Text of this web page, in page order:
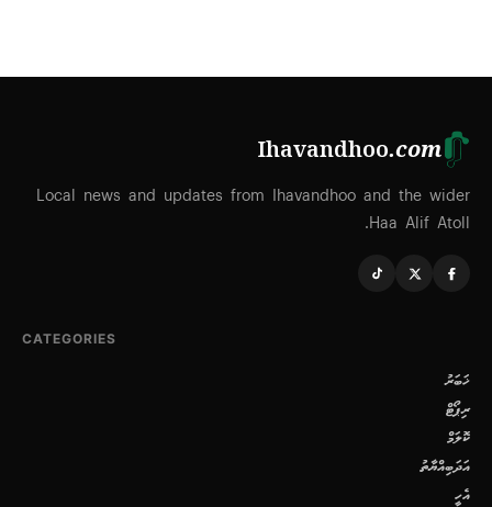
Ihavandhoo.com
Local news and updates from Ihavandhoo and the wider
Haa Alif Atoll.
CATEGORIES
ޚަބަރު
ރިޕޯޓް
ކޮލަމް
އަދަބިއްޔާތު
އެހީ